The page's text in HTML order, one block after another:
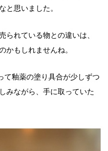
と思いました。
れている物との違いは、
かもしれませんね。
て釉薬の塗り具合が少しずつ
みながら、手に取っていた